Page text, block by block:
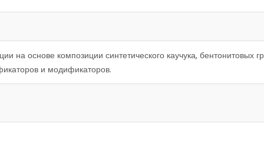
на основе композиции синтетического каучука, бентонитовых
и модификаторов.